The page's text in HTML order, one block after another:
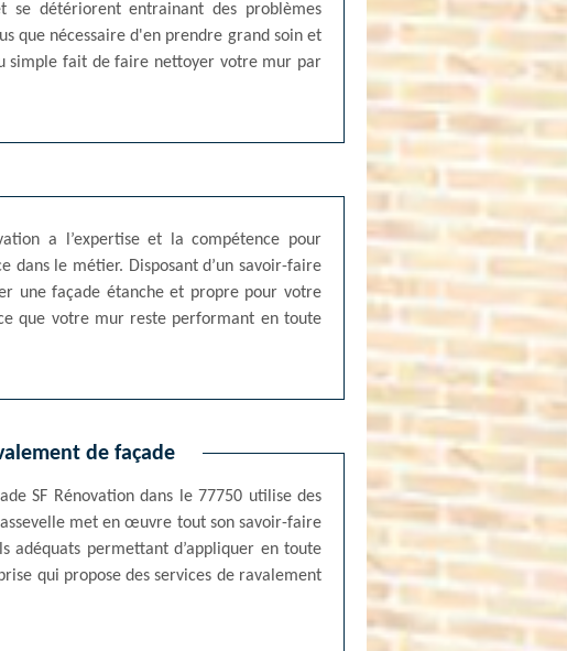
se détériorent entrainant des problèmes
que nécessaire d'en prendre grand soin et
simple fait de faire nettoyer votre mur par
a l’expertise et la compétence pour
dans le métier. Disposant d’un savoir-faire
une façade étanche et propre pour votre
que votre mur reste performant en toute
de façade
SF Rénovation dans le 77750 utilise des
met en œuvre tout son savoir-faire
adéquats permettant d’appliquer en toute
qui propose des services de ravalement